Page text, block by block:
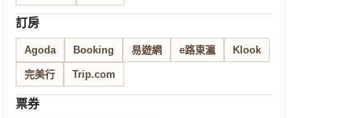
訂房
Agoda Booking 易遊網 e路東瀛 Klook
完美行 Trip.com
票券